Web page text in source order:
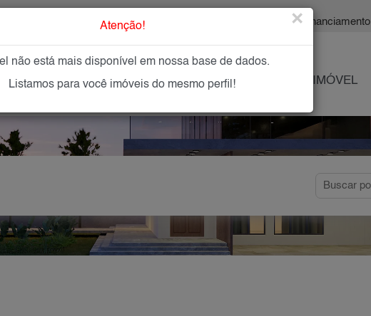
| Financiamento
IMÓVEIS NOVOS IMOBILIÁRIAS OFEREÇA SEU IMÓVEL
Atenção! ×
não está mais disponível em nossa base de dados.
Listamos para você imóveis do mesmo perfil!